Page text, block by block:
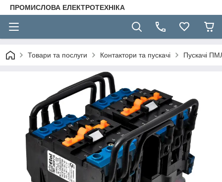
ПРОМИСЛОВА ЕЛЕКТРОТЕХНІКА
Товари та послуги Контактори та пускачі Пускачі